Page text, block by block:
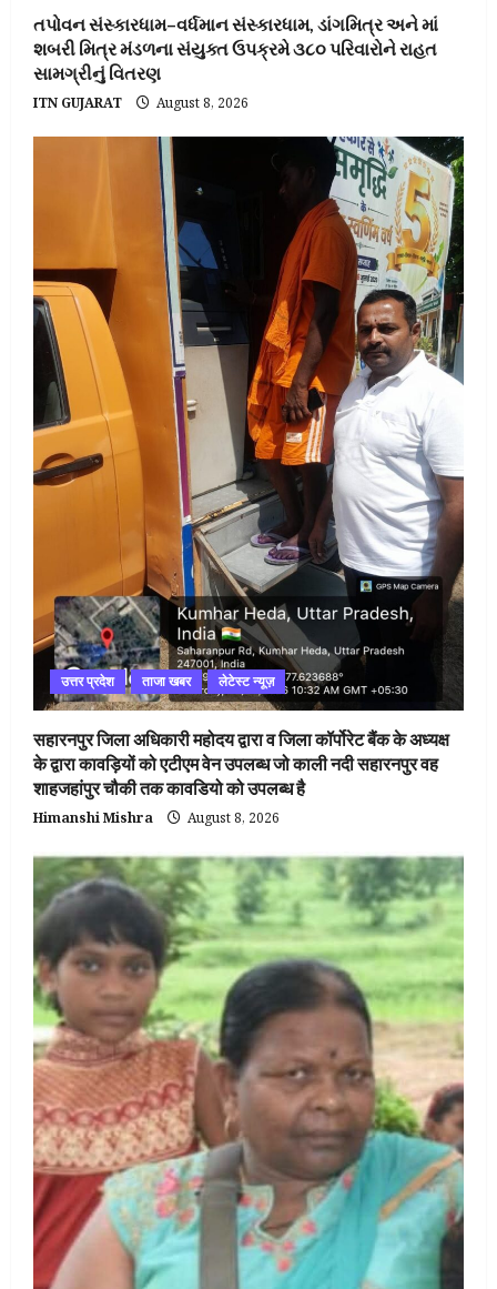
તપોવન સંસ્કારધામ–વર્ધમાન સંસ્કારધામ, ડાંગમિત્ર અને માં
શબરી મિત્ર મંડળના સંયુક્ત ઉપક્રમે ૩૮૦ પરિવારોને રાહત
સામગ્રીનું વિતરણ
ITN GUJARAT August 8, 2026
उत्तर प्रदेश ताजा खबर लेटेस्ट न्यूज़
सहारनपुर जिला अधिकारी महोदय द्वारा व जिला कॉर्पोरेट बैंक के अध्यक्ष
के द्वारा कावड़ियों को एटीएम वेन उपलब्ध जो काली नदी सहारनपुर वह
शाहजहांपुर चौकी तक कावडियो को उपलब्ध है
Himanshi Mishra August 8, 2026